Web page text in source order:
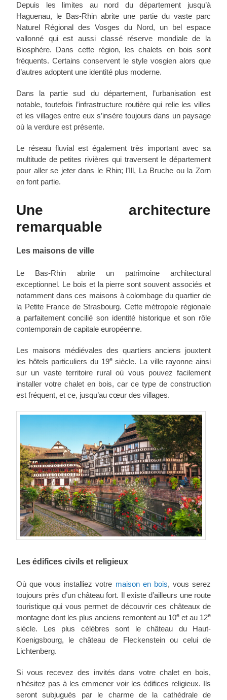
Depuis les limites au nord du département jusqu’à
Haguenau, le Bas-Rhin abrite une partie du vaste parc
Naturel Régional des Vosges du Nord, un bel espace
vallonné qui est aussi classé réserve mondiale de la
Biosphère. Dans cette région, les chalets en bois sont
fréquents. Certains conservent le style vosgien alors que
d’autres adoptent une identité plus moderne.
Dans la partie sud du département, l’urbanisation est
notable, toutefois l’infrastructure routière qui relie les villes
et les villages entre eux s’insère toujours dans un paysage
où la verdure est présente.
Le réseau fluvial est également très important avec sa
multitude de petites rivières qui traversent le département
pour aller se jeter dans le Rhin; l’Ill, La Bruche ou la Zorn
en font partie.
Une architecture
remarquable
Les maisons de ville
Le Bas-Rhin abrite un patrimoine architectural
exceptionnel. Le bois et la pierre sont souvent associés et
notamment dans ces maisons à colombage du quartier de
la Petite France de Strasbourg. Cette métropole régionale
a parfaitement concilié son identité historique et son rôle
contemporain de capitale européenne.
Les maisons médiévales des quartiers anciens jouxtent
les hôtels particuliers du 19esiècle. La ville rayonne ainsi
sur un vaste territoire rural où vous pouvez facilement
installer votre chalet en bois, car ce type de construction
est fréquent, et ce, jusqu’au cœur des villages.
Les édifices civils et religieux
Où que vous installiez votre maison en bois, vous serez
toujours près d’un château fort. Il existe d’ailleurs une route
touristique qui vous permet de découvrir ces châteaux de
montagne dont les plus anciens remontent au 10e et au 12e
siècle. Les plus célèbres sont le château du Haut-
Koenigsbourg, le château de Fleckenstein ou celui de
Lichtenberg.
Si vous recevez des invités dans votre chalet en bois,
n’hésitez pas à les emmener voir les édifices religieux. Ils
seront subjugués par le charme de la cathédrale de